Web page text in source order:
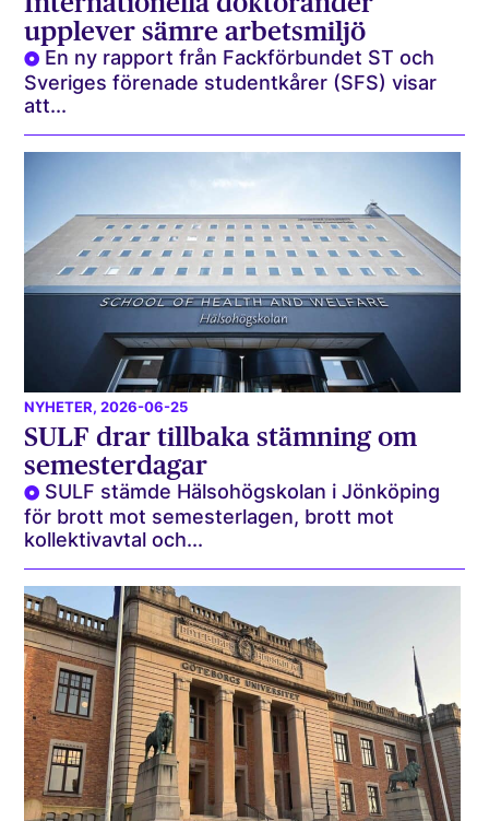
upplever sämre arbetsmiljö
En ny rapport från Fackförbundet ST och
Sveriges förenade studentkårer (SFS) visar
att...
NYHETER, 2026-06-25
SULF drar tillbaka stämning om
semesterdagar
SULF stämde Hälsohögskolan i Jönköping
för brott mot semesterlagen, brott mot
kollektivavtal och...